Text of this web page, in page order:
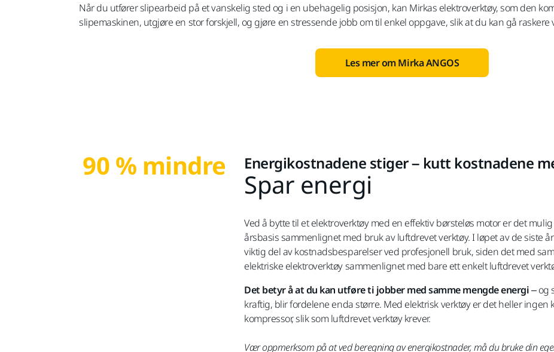
Når du utfører slipearbeid på et vanskelig sted og i en ubehagelig posisjon, kan Mirkas elektroverktøy, som den
slipemaskinen, utgjøre en stor forskjell, og gjøre en stressende jobb om til enkel oppgave, slik at du kan gå raskere
Les mer om Mirka ANGOS
90 % mindre Energikostnadene stiger – kutt kostnadene
Spar energi
Ved å bytte til et elektroverktøy med en effektiv børsteløs motor er det
årsbasis sammenlignet med bruk av luftdrevet verktøy. I løpet av de siste
viktig del av kostnadsbesparelser ved profesjonell bruk, siden det med
elektriske elektroverktøy sammenlignet med bare ett enkelt luftdrevet
Det betyr å at du kan utføre ti jobber med samme mengde energi– og
kraftig, blir fordelene enda større. Med elektrisk verktøy er det heller ingen
kompressor, slik som luftdrevet verktøy krever.
Vær oppmerksom på at ved beregning av energikostnader, må du bruke din